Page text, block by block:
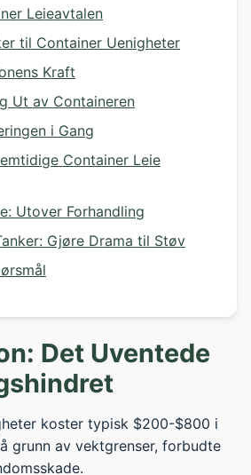
Leieavtalen
til Container Uenigheter
Kraft
Ut av Containeren
i Gang
Container Leie
Utover Forhandling
Gjøre Drama til Støv
Det Uventede
koster typisk $200-$800 i
grunn av vektgrenser, forbudte